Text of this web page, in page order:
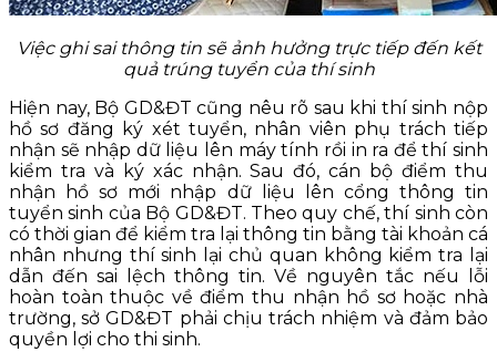
Việc ghi sai thông tin sẽ ảnh hưởng trực tiếp đến kết
quả trúng tuyển của thí sinh
Hiện nay, Bộ GD&ĐT cũng nêu rõ sau khi thí sinh nộp
hồ sơ đăng ký xét tuyển, nhân viên phụ trách tiếp
nhận sẽ nhập dữ liệu lên máy tính rồi in ra để thí sinh
kiểm tra và ký xác nhận. Sau đó, cán bộ điểm thu
nhận hồ sơ mới nhập dữ liệu lên cổng thông tin
tuyển sinh của Bộ GD&ĐT. Theo quy chế, thí sinh còn
có thời gian để kiểm tra lại thông tin bằng tài khoản cá
nhân nhưng thí sinh lại chủ quan không kiểm tra lại
dẫn đến sai lệch thông tin. Về nguyên tắc nếu lỗi
hoàn toàn thuộc về điểm thu nhận hồ sơ hoặc nhà
trường, sở GD&ĐT phải chịu trách nhiệm và đảm bảo
quyền lợi cho thi sinh.